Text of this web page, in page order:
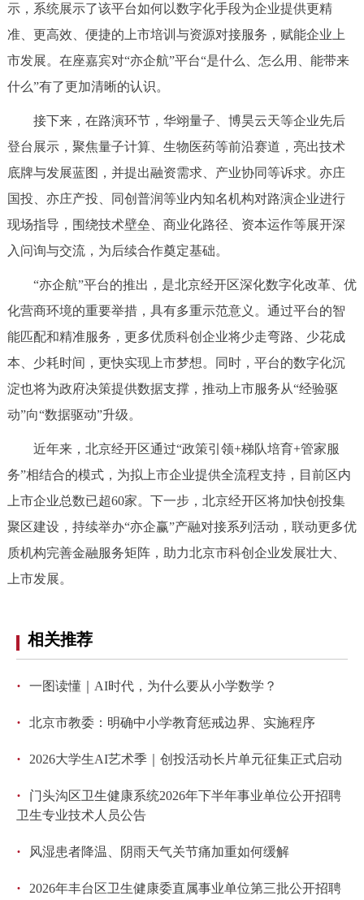
示，系统展示了该平台如何以数字化手段为企业提供更精
准、更高效、便捷的上市培训与资源对接服务，赋能企业上
市发展。在座嘉宾对“亦企航”平台“是什么、怎么用、能带来
什么”有了更加清晰的认识。
接下来，在路演环节，华翊量子、博昊云天等企业先后
登台展示，聚焦量子计算、生物医药等前沿赛道，亮出技术
底牌与发展蓝图，并提出融资需求、产业协同等诉求。亦庄
国投、亦庄产投、同创普润等业内知名机构对路演企业进行
现场指导，围绕技术壁垒、商业化路径、资本运作等展开深
入问询与交流，为后续合作奠定基础。
“亦企航”平台的推出，是北京经开区深化数字化改革、优
化营商环境的重要举措，具有多重示范意义。通过平台的智
能匹配和精准服务，更多优质科创企业将少走弯路、少花成
本、少耗时间，更快实现上市梦想。同时，平台的数字化沉
淀也将为政府决策提供数据支撑，推动上市服务从“经验驱
动”向“数据驱动”升级。
近年来，北京经开区通过“政策引领+梯队培育+管家服
务”相结合的模式，为拟上市企业提供全流程支持，目前区内
上市企业总数已超60家。下一步，北京经开区将加快创投集
聚区建设，持续举办“亦企赢”产融对接系列活动，联动更多优
质机构完善金融服务矩阵，助力北京市科创企业发展壮大、
上市发展。
相关推荐
· 一图读懂｜AI时代，为什么要从小学数学？
· 北京市教委：明确中小学教育惩戒边界、实施程序
· 2026大学生AI艺术季｜创投活动长片单元征集正式启动
·
门头沟区卫生健康系统2026年下半年事业单位公开招聘
卫生专业技术人员公告
· 风湿患者降温、阴雨天气关节痛加重如何缓解
· 2026年丰台区卫生健康委直属事业单位第三批公开招聘